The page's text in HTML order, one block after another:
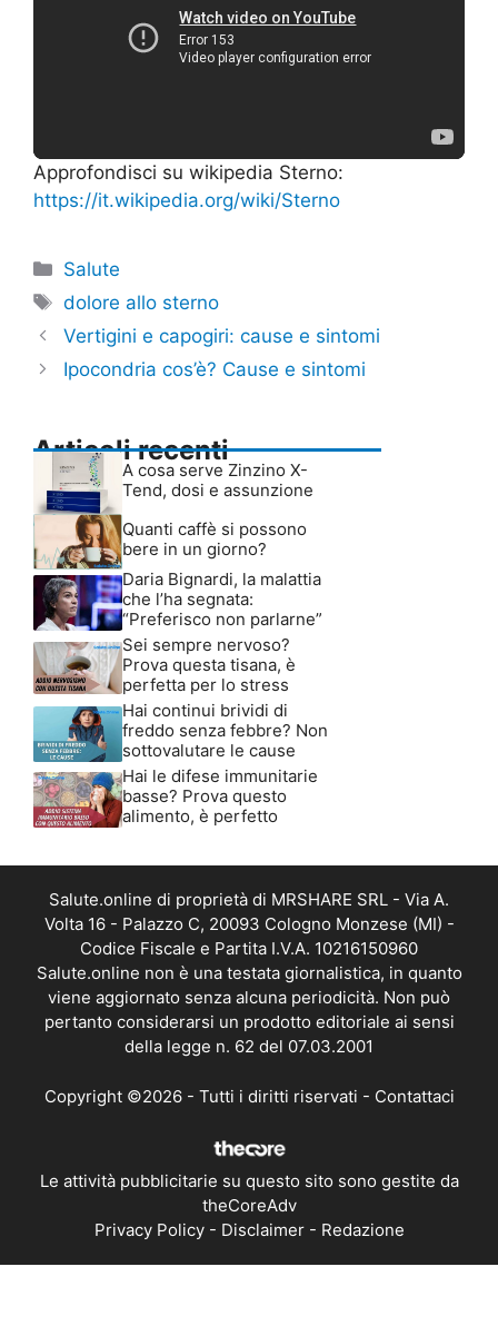
Approfondisci su wikipedia Sterno:
https://it.wikipedia.org/wiki/Sterno
Categorie
Salute
Tag
dolore allo sterno
Vertigini e capogiri: cause e sintomi
Ipocondria cos’è? Cause e sintomi
Articoli recenti
A cosa serve Zinzino X-
Tend, dosi e assunzione
Quanti caffè si possono
bere in un giorno?
Daria Bignardi, la malattia
che l’ha segnata:
“Preferisco non parlarne”
Sei sempre nervoso?
Prova questa tisana, è
perfetta per lo stress
Hai continui brividi di
freddo senza febbre? Non
sottovalutare le cause
Hai le difese immunitarie
basse? Prova questo
alimento, è perfetto
Salute.online di proprietà di MRSHARE SRL - Via A.
Volta 16 - Palazzo C, 20093 Cologno Monzese (MI) -
Codice Fiscale e Partita I.V.A. 10216150960
Salute.online non è una testata giornalistica, in quanto
viene aggiornato senza alcuna periodicità. Non può
pertanto considerarsi un prodotto editoriale ai sensi
della legge n. 62 del 07.03.2001
Copyright ©2026 - Tutti i diritti riservati - Contattaci
Le attività pubblicitarie su questo sito sono gestite da
theCoreAdv
Privacy Policy- Disclaimer- Redazione